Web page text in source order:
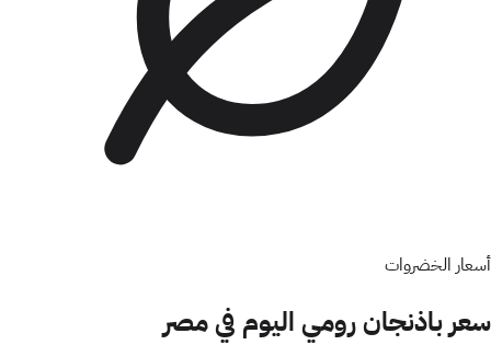
أسعار الخضروات
سعر باذنجان رومي اليوم في مصر